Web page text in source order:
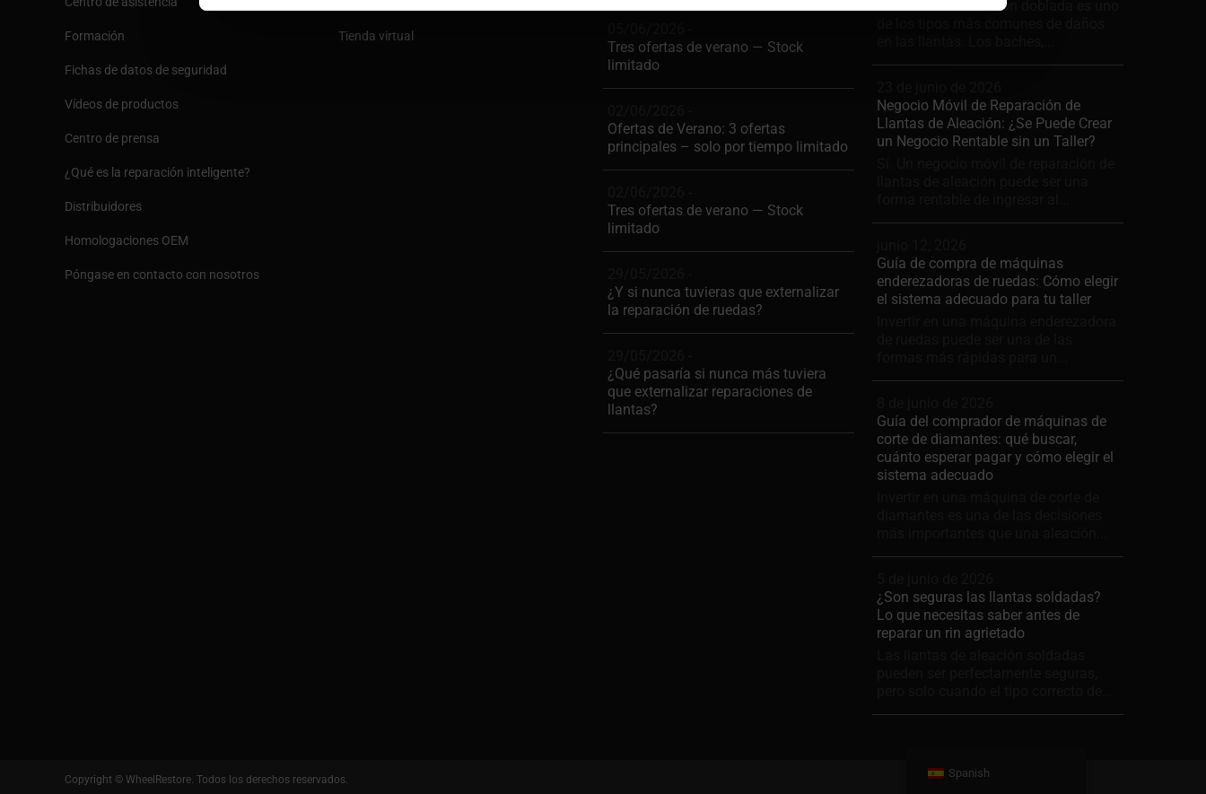
Formación
Fichas de datos de seguridad
Vídeos de productos
Centro de prensa
¿Qué es la reparación inteligente?
Distribuidores
Homologaciones OEM
Póngase en contacto con nosotros
Tienda virtual
Tres ofertas de verano — Stock
limitado
Ofertas de Verano: 3 ofertas
principales – solo por tiempo limitado
Tres ofertas de verano — Stock
limitado
¿Y si nunca tuvieras que externalizar
la reparación de ruedas?
¿Qué pasaría si nunca más tuviera
que externalizar reparaciones de
llantas?
Una llanta de aleación doblada es uno
Negocio Móvil de Reparación de
Llantas de Aleación: ¿Se Puede Crear
un Negocio Rentable sin un Taller?
Guía de compra de máquinas
enderezadoras de ruedas: Cómo elegir
el sistema adecuado para tu taller
Guía del comprador de máquinas de
corte de diamantes: qué buscar,
cuánto esperar pagar y cómo elegir el
sistema adecuado
¿Son seguras las llantas soldadas?
Lo que necesitas saber antes de
reparar un rin agrietado
Copyright © WheelRestore. Todos los derechos reservados. Spanish